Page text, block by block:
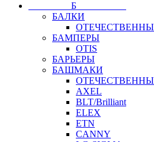
⠀⠀⠀⠀⠀⠀Б⠀⠀⠀⠀⠀⠀⠀
БАЛКИ
БАМПЕРЫ
OTIS
БАРЬЕРЫ
БАШМАКИ
AXEL
BLT/Brilliant
ELEX
ETN
CANNY